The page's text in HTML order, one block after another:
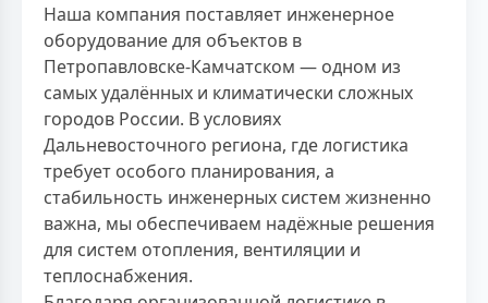
Наша компания поставляет инженерное
оборудование для объектов в
Петропавловске-Камчатском — одном из
самых удалённых и климатически сложных
городов России. В условиях
Дальневосточного региона, где логистика
требует особого планирования, а
стабильность инженерных систем жизненно
важна, мы обеспечиваем надёжные решения
для систем отопления, вентиляции и
теплоснабжения.